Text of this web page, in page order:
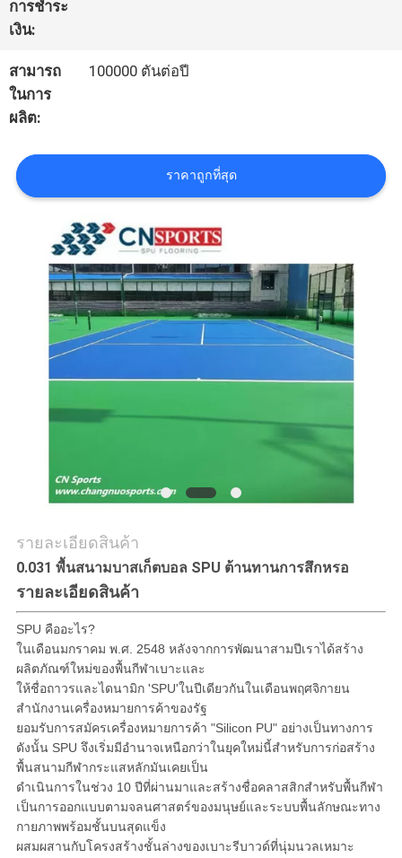
เสนอ
ราคา
เว็บไซต์
PRIVACY
POLICY
การชำระ
เงิน:
สามารถ
ในการ
ผลิต:
100000 ตันต่อปี
ราคาถูกที่สุด
รายละเอียดสินค้า
0.031 พื้นสนามบาสเก็ตบอล SPU ต้านทานการสึกหรอ
รายละเอียดสินค้า
SPU คืออะไร?
ในเดือนมกราคม พ.ศ. 2548 หลังจากการพัฒนาสามปีเราได้สร้าง
ผลิตภัณฑ์ใหม่ของพื้นกีฬาเบาะและ
ให้ชื่อถาวรและไดนามิก 'SPU'ในปีเดียวกันในเดือนพฤศจิกายน
สำนักงานเครื่องหมายการค้าของรัฐ
ยอมรับการสมัครเครื่องหมายการค้า "Silicon PU" อย่างเป็นทางการ
ดังนั้น SPU จึงเริ่มมีอำนาจเหนือกว่าในยุคใหม่นี้สำหรับการก่อสร้าง
พื้นสนามกีฬากระแสหลักมันเคยเป็น
ดำเนินการในช่วง 10 ปีที่ผ่านมาและสร้างชื่อคลาสสิกสำหรับพื้นกีฬา
เป็นการออกแบบตามจลนศาสตร์ของมนุษย์และระบบพื้นลักษณะทาง
กายภาพพร้อมชั้นบนสุดแข็ง
ผสมผสานกับโครงสร้างชั้นล่างของเบาะรีบาวด์ที่นุ่มนวลเหมาะ